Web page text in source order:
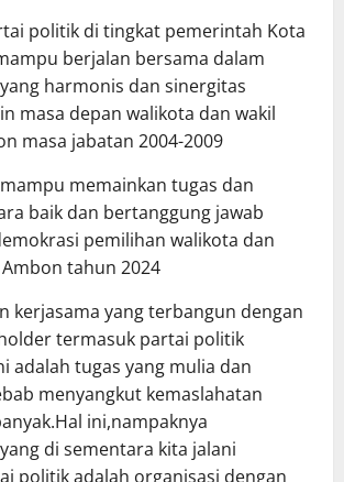
politik di tingkat pemerintah Kota
berjalan bersama dalam
harmonis dan sinergitas
masa depan walikota dan wakil
masa jabatan 2004-2009
memainkan tugas dan
baik dan bertanggung jawab
pemilihan walikota dan
tahun 2024
kerjasama yang terbangun dengan
termasuk partai politik
adalah tugas yang mulia dan
menyangkut kemaslahatan
ini,nampaknya
di sementara kita jalani
politik adalah organisasi dengan